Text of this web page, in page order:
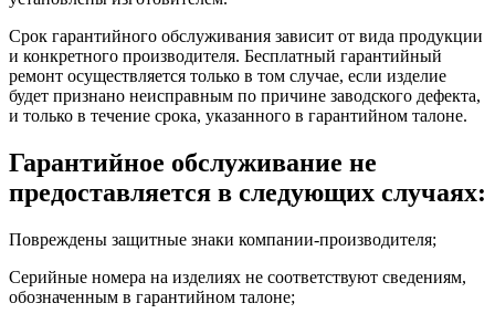
Срок гарантийного обслуживания зависит от вида продукции
и конкретного производителя. Бесплатный гарантийный
ремонт осуществляется только в том случае, если изделие
будет признано неисправным по причине заводского дефекта,
и только в течение срока, указанного в гарантийном талоне.
Гарантийное обслуживание не
предоставляется в следующих случаях:
Повреждены защитные знаки компании-производителя;
Серийные номера на изделиях не соответствуют сведениям,
обозначенным в гарантийном талоне;